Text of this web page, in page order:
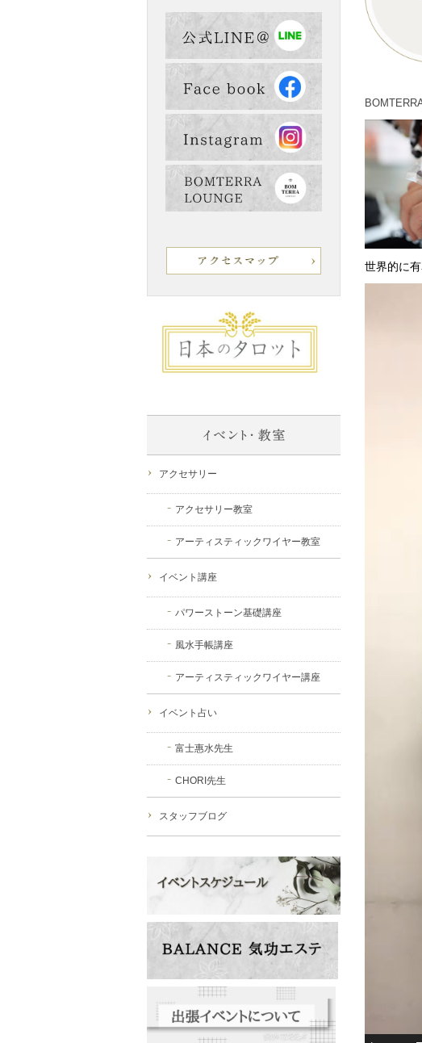
世界的に
アクセサリー
アクセサリー教室
アーティスティックワイヤー教室
イベント講座
パワーストーン基礎講座
風水手帳講座
アーティスティックワイヤー講座
イベント占い
富士惠水先生
CHORI先生
スタッフブログ